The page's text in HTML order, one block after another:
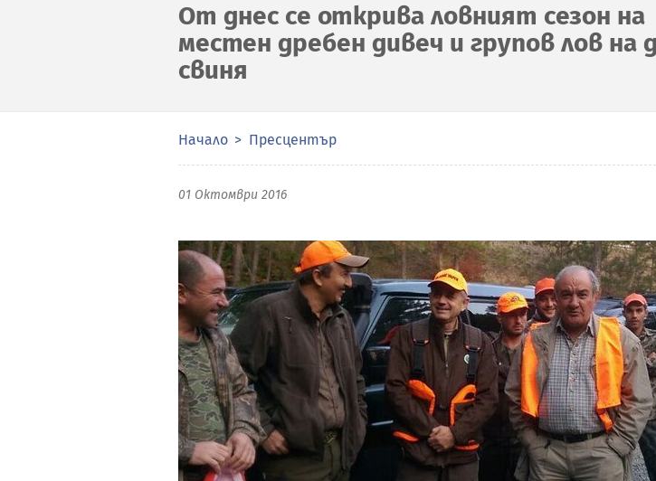
От днес се открива ловният сезон на
местен дребен дивеч и групов лов на
свиня
Начало Пресцентър
01 Октомври 2016